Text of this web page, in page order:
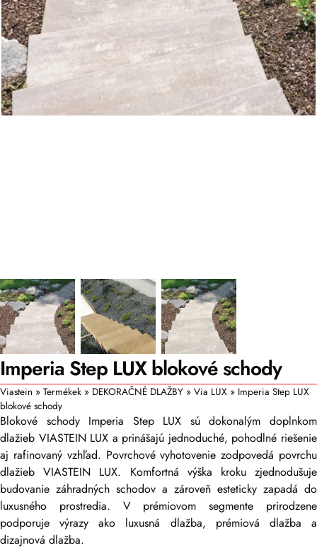
Imperia Step LUX blokové schody
Viastein » Termékek » DEKORAČNÉ DLAŽBY » Via LUX » Imperia Step LUX
blokové schody
Blokové schody Imperia Step LUX sú dokonalým doplnkom
dlažieb VIASTEIN LUX a prinášajú jednoduché, pohodlné riešenie
aj rafinovaný vzhľad. Povrchové vyhotovenie zodpovedá povrchu
dlažieb VIASTEIN LUX. Komfortná výška kroku zjednodušuje
budovanie záhradných schodov a zároveň esteticky zapadá do
luxusného prostredia. V prémiovom segmente prirodzene
podporuje výrazy ako luxusná dlažba, prémiová dlažba a
dizajnová dlažba.